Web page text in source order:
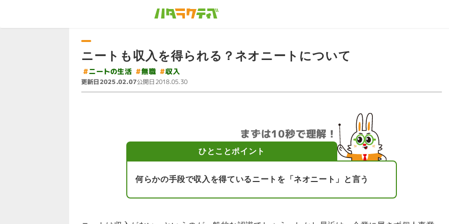
ニートも収入を得られる？ネオニートについて
#ニートの生活 #無職 #収入
更新日2025.02.07公開日2018.05.30
まずは10秒で理解！
ひとことポイント
何らかの手段で収入を得ているニートを「ネオニート」と言う